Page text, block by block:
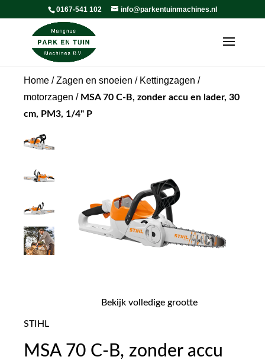
0167-541 102 info@parkentuinmachines.nl
Home /Zagen en snoeien / Kettingzagen /
motorzagen / MSA 70 C-B, zonder accu en lader, 30
cm, PM3, 1/4" P
Bekijk volledige grootte
STIHL
MSA 70 C-B, zonder accu